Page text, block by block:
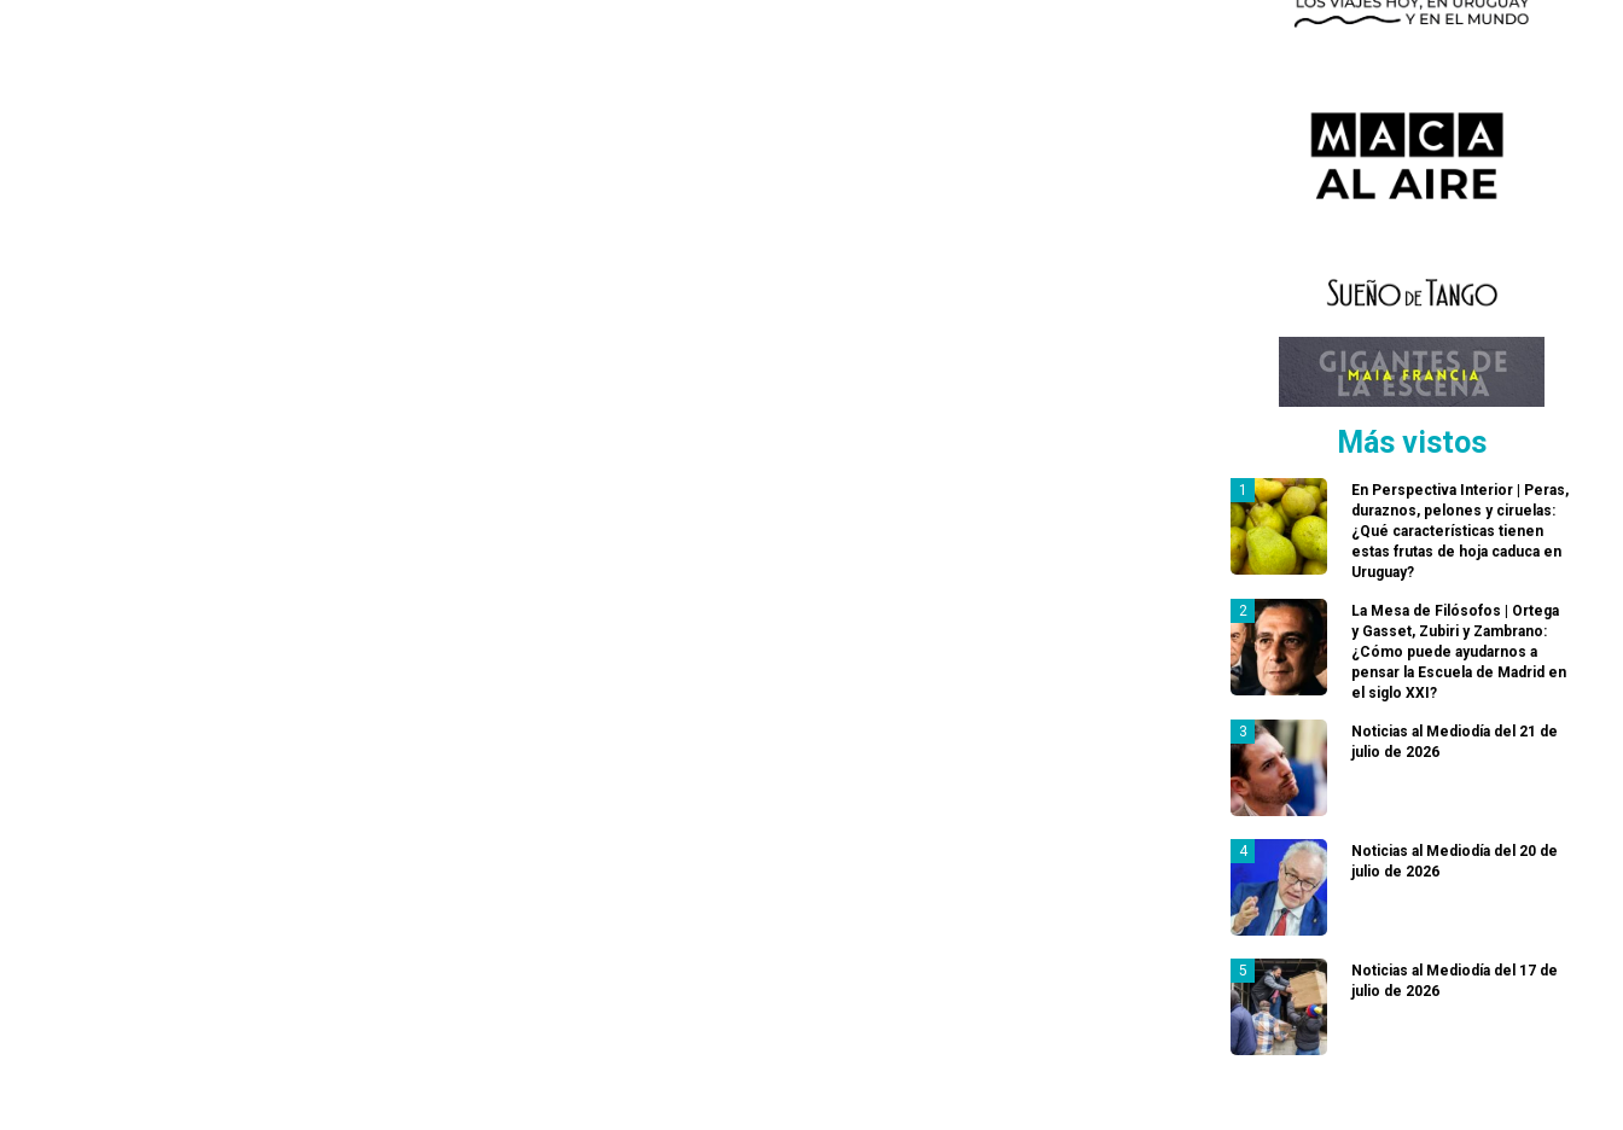
Más vistos
En Perspectiva Interior | Peras,
duraznos, pelones y ciruelas:
¿Qué características tienen
estas frutas de hoja caduca en
Uruguay?
La Mesa de Filósofos | Ortega
y Gasset, Zubiri y Zambrano:
¿Cómo puede ayudarnos a
pensar la Escuela de Madrid en
el siglo XXI?
Noticias al Mediodía del 21 de
julio de 2026
Noticias al Mediodía del 20 de
julio de 2026
Noticias al Mediodía del 17 de
julio de 2026